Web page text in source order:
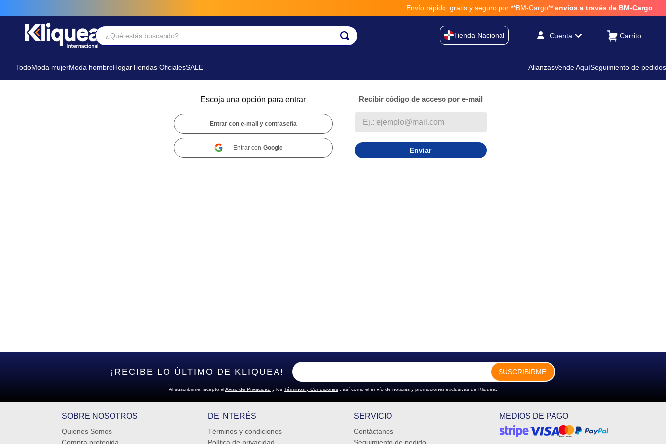
Envío rápido, gratis y seguro por **BM-Cargo** envios a través de BM-Cargo
¿Qué estás buscando?
Tienda Nacional Cuenta
TodoModa mujerModa hombreHogarTiendas OficialesSALE AlianzasVende AquíSeguimiento de pedidos
Escoja una opción para entrar
Entrar con e-mail y contraseña
Entrar con Google
Recibir código de acceso por e-mail
Enviar
¡RECIBE LO ÚLTIMO DE KLIQUEA! SUSCRIBIRME
Al suscribirme, acepto elAviso de Privacidad y los Términos y Condiciones , así como el envío de noticias y promociones exclusivas de Kliquea.
SOBRE NOSOTROS
Quienes Somos
Compra protegida
DE INTERÉS
Términos y condiciones
Política de privacidad
SERVICIO
Contáctanos
Seguimiento de pedido
MEDIOS DE PAGO
Términos Más Buscados
2. futbol